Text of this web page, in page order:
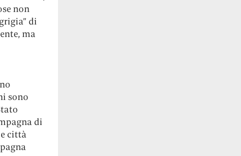
non
di
ma
sono
di
città